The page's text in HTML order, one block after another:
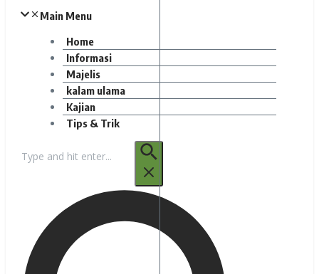
Main Menu
Home
Informasi
Majelis
kalam ulama
Kajian
Tips & Trik
untuk: